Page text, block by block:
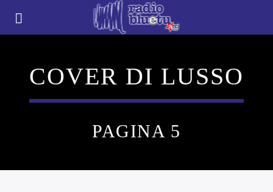
COVER DI LUSSO
PAGINA 5